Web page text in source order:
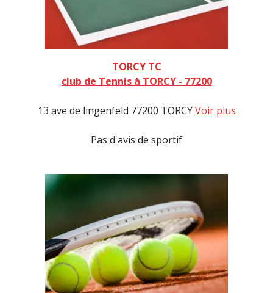
TORCY TC
club de Tennis à TORCY - 77200
13 ave de lingenfeld 77200 TORCYVoir plus
Pas d'avis de sportif